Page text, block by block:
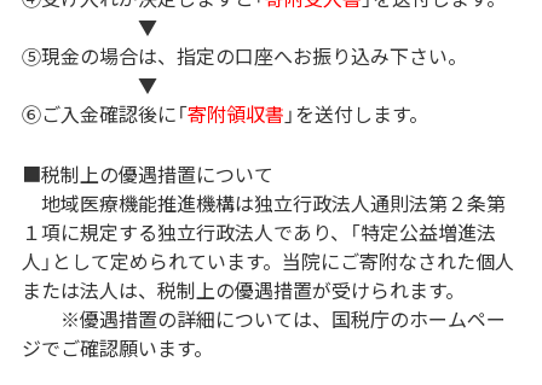
▼
⑤現金の場合は、指定の口座へお振り込み下さい。
▼
⑥ご入金確認後に「寄附領収書 」を送付します。
■税制上の優遇措置について
地域医療機能推進機構は独立行政法人通則法第２条第
１項に規定する独立行政法人であり、「特定公益増進法
人」として定められています。当院にご寄附なされた個人
または法人は、税制上の優遇措置が受けられます。
※優遇措置の詳細については、国税庁のホームペー
ジでご確認願います。